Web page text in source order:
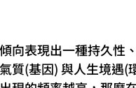
向表現出一種持久性
質(基因) 與人生境遇(